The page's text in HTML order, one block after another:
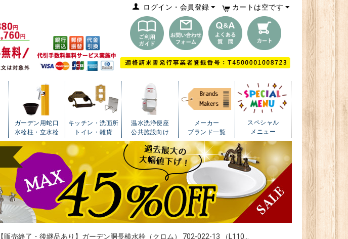
カートは空です
ログイン・会員登録
ガーデン用蛇口
水栓柱・立水栓
キッチン・洗面所
トイレ・雑貨
温水洗浄便座
公共施設向け
メーカー
ブランド一覧
スペシャル
メニュー
【販売終了・後継品あり】ガーデン胴長横水栓（クロム） 702-022-13 （L110...